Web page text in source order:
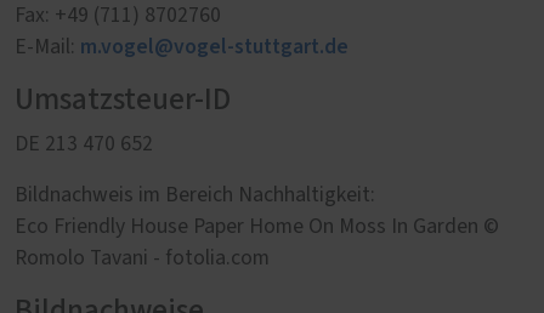
Fax: +49 (711) 8702760
E-Mail: m.vogel@vogel-stuttgart.de
Umsatzsteuer-ID
DE 213 470 652
Bildnachweis im Bereich Nachhaltigkeit:
Eco Friendly House Paper Home On Moss In Garden ©
Romolo Tavani - fotolia.com